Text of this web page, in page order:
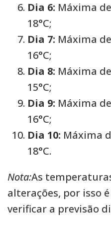
Dia 6: Máxima
18°C;
Dia 7: Máxima
16°C;
Dia 8: Máxima
15°C;
Dia 9: Máxima
16°C;
Dia 10: Máxima
18°C.
Nota:As
alterações, por isso
verificar a previsão